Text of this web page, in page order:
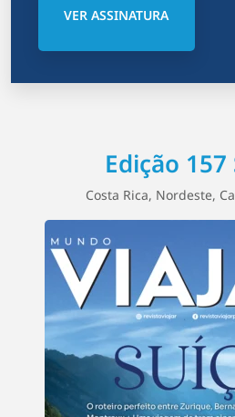
VER ASSINATURA
Edição 157
Costa Rica, Nordeste,